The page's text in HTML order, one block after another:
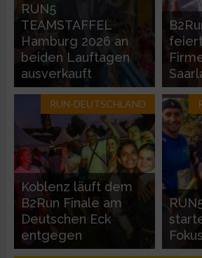
RUN5
TEAMSTAFFEL
Hamburg 2026 an
beiden Lauftagen
ausverkauft
RUN-DEUTSCHLAND
Koblenz läuft dem
B2Run Finale am
Deutschen Eck
entgegen
Verwendung reduzierter Daten zur
IAB-Besonderheiten:
Verwendung genauer Standortdaten
Geräte anhand von aktiv
Notwendig
Performance